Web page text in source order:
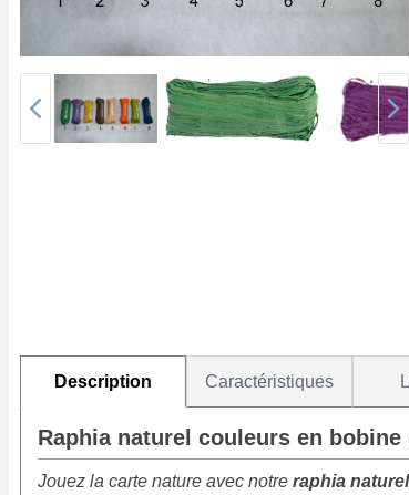
Description
Raphia naturel couleurs en bobine
Jouez la carte nature avec notre raphia
Caractéristiques